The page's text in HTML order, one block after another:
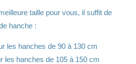
taille pour vous, il suffit de
hanche :
les hanches de 90 à 130 cm
les hanches de 105 à 150 cm